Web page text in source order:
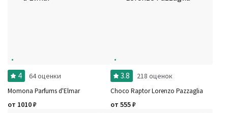
4 64 оценки
Momona Parfums d'Elmar
от 1010₽
3.8 218 оценок
Choco Raptor Lorenzo Pazzaglia
от 555₽